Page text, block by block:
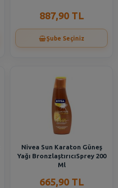
887,90 TL
Şube Seçiniz
Nivea Sun Karaton Güneş
Yağı BronzlaştırıcıSprey 200
Ml
665,90 TL